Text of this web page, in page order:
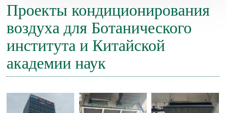
Проекты кондиционирования
воздуха для Ботанического
института и Китайской
академии наук